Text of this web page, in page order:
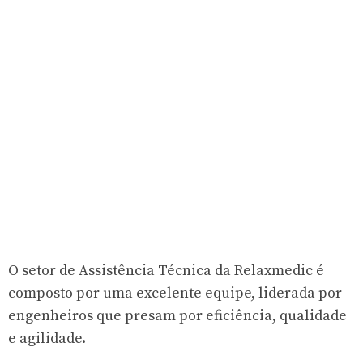
O setor de Assistência Técnica da Relaxmedic é
composto por uma excelente equipe, liderada por
engenheiros que presam por eficiência, qualidade
e agilidade.